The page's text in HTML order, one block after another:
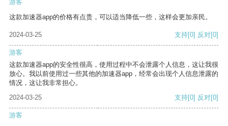
游客
这款加速器app的价格有点贵，可以适当降低一些，这样会更加亲民。
2024-03-25 支持[0] 反对[0]
游客
这款加速器app的安全性很高，使用过程中不会泄露个人信息，这让我很
放心。我以前使用过一些其他的加速器app，经常会出现个人信息泄露的
情况，这让我非常担心。
2024-03-25
支持[0] 反对[0]
游客